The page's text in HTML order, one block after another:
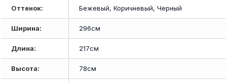
Оттенок: Бежевый, Коричневый, Черный
Ширина: 296см
Длина: 217см
Высота: 78см